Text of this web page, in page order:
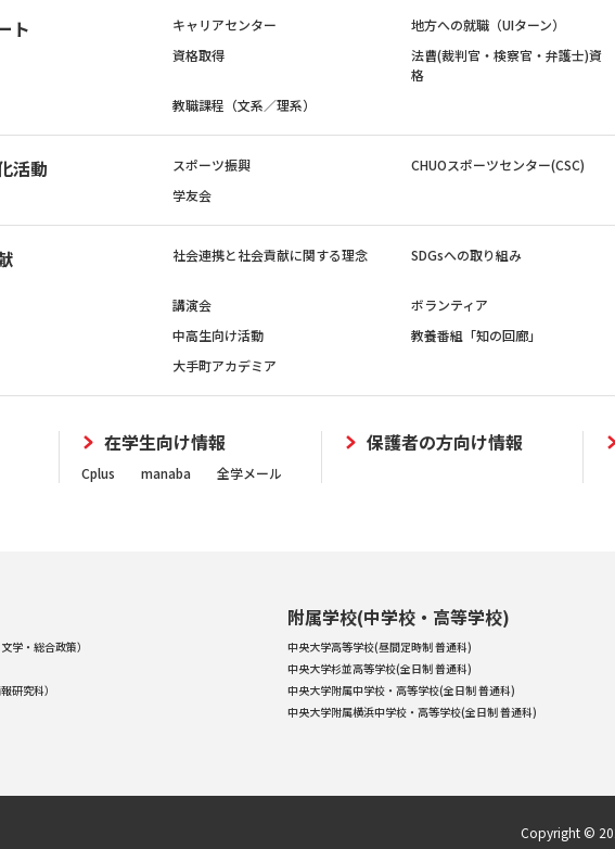
ト キャリアセンター 地方への就職（UIターン）
資格取得
法曹(裁判官・検察官・弁護士)資
格
教職課程（文系／理系）
活動 スポーツ振興 CHUOスポーツセンター(CSC)
学友会
社会連携と社会貢献に関する理念 SDGsへの取り組み
講演会
ボランティア
中高生向け活動
教養番組「知の回廊」
大手町アカデミア
在学生向け情報
Cplus manaba 全学メール
保護者の方向け情報
学・総合政策）
研究科）
附属学校(中学校・高等学校)
中央大学高等学校(昼間定時制 普通科)
中央大学杉並高等学校(全日制 普通科)
中央大学附属中学校・高等学校(全日制 普通科)
中央大学附属横浜中学校・高等学校(全日制 普通科)
Copyright ©